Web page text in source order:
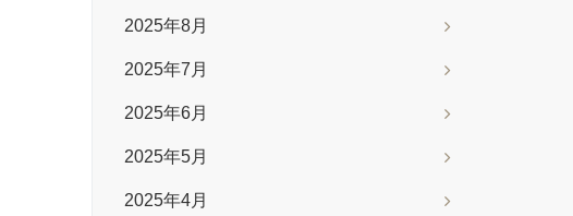
2025年8月
2025年7月
2025年6月
2025年5月
2025年4月